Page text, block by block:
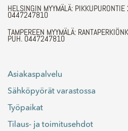
HELSINGIN MYYMÄLÄ:
0447247810
TAMPEREEN MYYMÄLÄ:
PUH. 0447247810
Asiakaspalvelu
Sähköpyörät varastossa
Työpaikat
Tilaus- ja toimitusehdot